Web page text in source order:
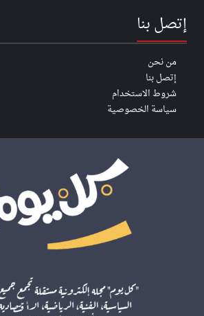
إتصل بنا
من نحن
إتصل بنا
شروط الاستخدام
سياسة الخصوصية